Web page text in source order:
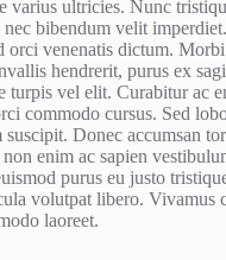
varius ultricies. Nunc
bibendum velit imperdiet.
orci venenatis dictum. Morbi
hendrerit, purus ex
turpis vel elit. Curabitur ac
commodo cursus. Sed
Donec accumsan
enim ac sapien
purus eu justo
volutpat libero. Vivamus
laoreet.